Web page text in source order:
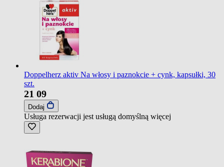
Doppelherz aktiv Na włosy i paznokcie + cynk, kapsułki, 30
szt.
21 09
Dodaj
Usługa rezerwacji jest usługą domyślną więcej